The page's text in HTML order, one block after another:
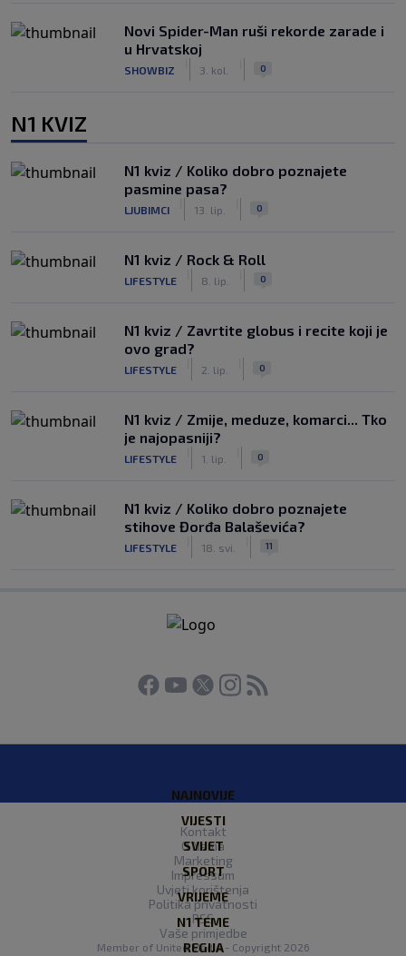
Novi Spider-Man ruši rekorde zarade i
u Hrvatskoj
SHOWBIZ 3. kol. 0
N1 KVIZ
N1 kviz / Koliko dobro poznajete
pasmine pasa?
LJUBIMCI 13. lip. 0
N1 kviz / Rock & Roll
LIFESTYLE 8. lip. 0
N1 kviz / Zavrtite globus i recite koji je
ovo grad?
LIFESTYLE 2. lip. 0
N1 kviz / Zmije, meduze, komarci... Tko
je najopasniji?
LIFESTYLE 1. lip. 0
N1 kviz / Koliko dobro poznajete
stihove Đorđa Balaševića?
LIFESTYLE 18. svi. 11
NAJNOVIJE
VIJESTI
SVIJET
SPORT
VRIJEME
N1 TEME
REGIJA
Kontakt
O Nama
Marketing
Impressum
Uvjeti korištenja
Politika privatnosti
RSS
Vaše primjedbe
Member of United Media- Copyright 2026